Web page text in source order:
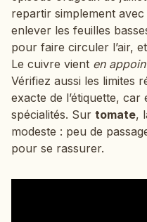
repartir simplement
enlever les feuilles
pour faire circuler l’air,
Le cuivre vient en
Vérifiez aussi les limites
exacte de l’étiquette,
spécialités. Sur tomate,
modeste : peu de
pour se rassurer.